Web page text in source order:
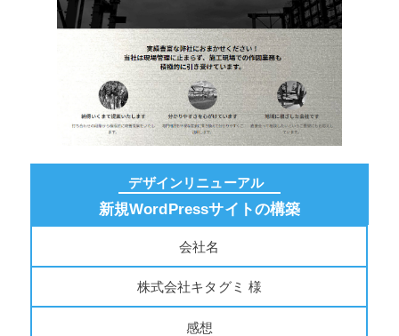
デザインリニューアル
新規WordPressサイトの構築
会社名
株式会社キタグミ 様
感想